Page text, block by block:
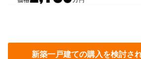
新築一戸建ての購入を検討さ